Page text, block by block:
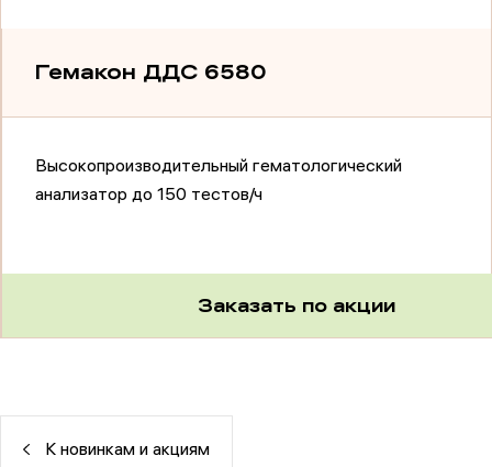
Гемакон ДДС 6580
Высокопроизводительный гематологический
анализатор до 150 тестов/ч
Заказать по акции
К новинкам и акциям